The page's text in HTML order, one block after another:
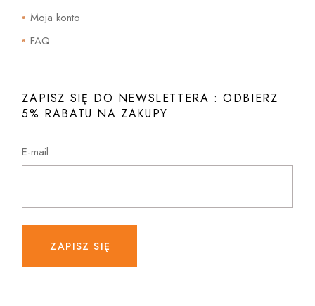
Moja konto
FAQ
ZAPISZ SIĘ DO NEWSLETTERA : ODBIERZ
5% RABATU NA ZAKUPY
E-mail